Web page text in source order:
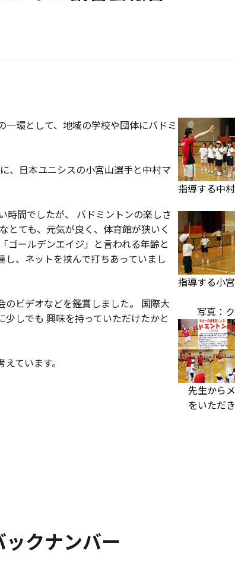
環として、地域の学校や団体にバドミ
、日本ユニシスの小宮山選手と中村マ
時間でしたが、 バドミントンの楽しさ
とても、元気が良く、体育館が狭いく
ゴールデンエイジ」と言われる年齢と
、ネットを挟んで打ちあっていまし
ビデオなどを鑑賞しました。 国際大
しでも 興味を持っていただけたかと
ています。
指導する中
指導する小
写真：ク
先生から
をいただ
ックナンバー